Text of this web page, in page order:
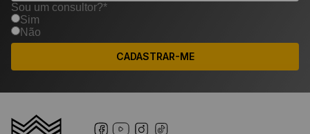
Sou um consultor?*
Sim
Não
CADASTRAR-ME